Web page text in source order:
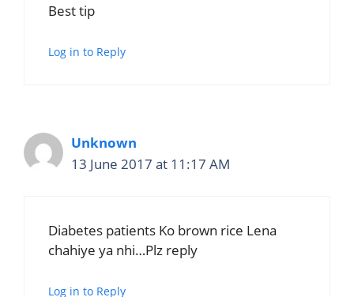
Best tip
Log in to Reply
Unknown
13 June 2017 at 11:17 AM
Diabetes patients Ko brown rice Lena
chahiye ya nhi…Plz reply
Log in to Reply